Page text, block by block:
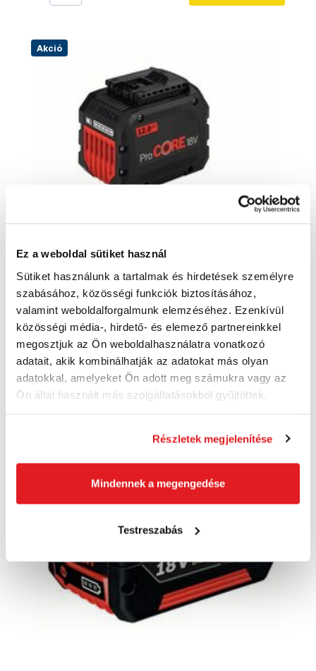
Ez a weboldal sütiket használ
Sütiket használunk a tartalmak és hirdetések személyre
szabásához, közösségi funkciók biztosításához,
valamint weboldalforgalmunk elemzéséhez. Ezenkívül
közösségi média-, hirdető- és elemező partnereinkkel
megosztjuk az Ön weboldalhasználatra vonatkozó
adatait, akik kombinálhatják az adatokat más olyan
adatokkal, amelyeket Ön adott meg számukra vagy az
Ön által használt más szolgáltatásokból gyűjtöttek.
Részletek megjelenítése
Mindennek a megengedése
Testreszabás
Akció
BOSCH ProCORE18V 12,0 Ah - 1600 A01 6GU
1600A016GU
107 870 Ft
88 030 Ft
69 320 Ft ÁFA nélkül
Szállításra kész
Kosárba